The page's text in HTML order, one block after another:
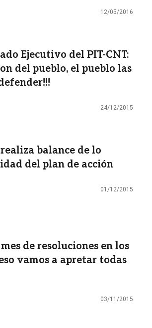
12/05/2016
Ejecutivo del PIT-CNT:
del pueblo, el pueblo las
24/12/2015
balance de lo
del plan de acción
01/12/2015
de resoluciones en los
vamos a apretar todas
03/11/2015